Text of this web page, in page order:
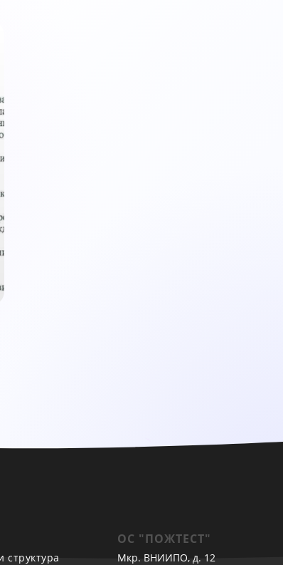
ОС "ПОЖТЕСТ"
Мкр. ВНИИПО, д. 12
структура